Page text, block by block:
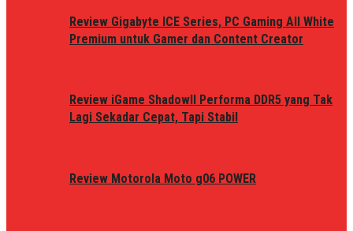
Review Gigabyte ICE Series, PC Gaming All White
Premium untuk Gamer dan Content Creator
Review iGame ShadowII Performa DDR5 yang Tak
Lagi Sekadar Cepat, Tapi Stabil
Review Motorola Moto g06 POWER